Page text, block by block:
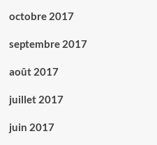
octobre 2017
septembre 2017
août 2017
juillet 2017
juin 2017